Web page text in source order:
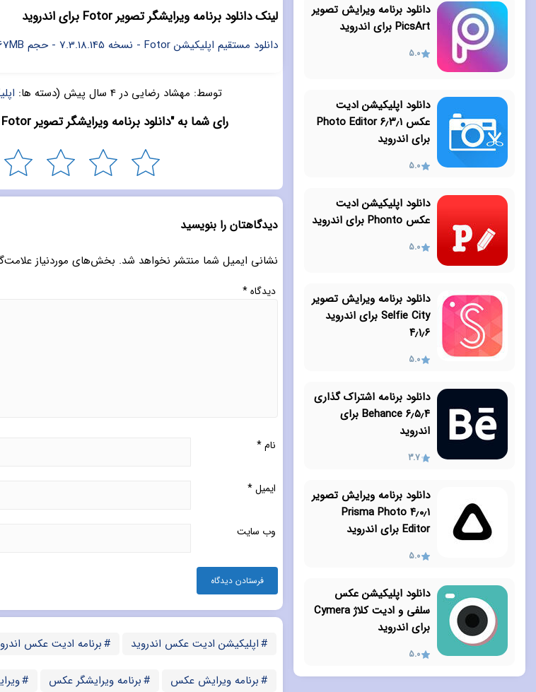
لینک دانلود برنامه ویرایشگر تصویر Fotor برای اندروید
دانلود مستقیم اپلیکیشن Fotor - نسخه 7.3.18.145 - حجم 167MB
توسط: مهشاد رضایی در4 سال پیش (دسته ها:
رای شما به "دانلود برنامه ویرایشگر تصویر Fotor برای اندروید" چیست؟
دیدگاهتان را بنویسید
نشانی ایمیل شما منتشر نخواهد شد. بخش‌های موردنیاز
دیدگاه*
نام*
ایمیل*
وب‌ سایت
اپلیکیشن ادیت عکس اندروید برنامه ادیت عکس
برنامه ویرایش عکس برنامه ویرایشگر عکس
دانلود برنامه ویرایش تصویر
PicsArt برای اندروید
5.0
دانلود اپلیکیشن ادیت
عکس ۶٫۳٫۱ Photo Editor
برای اندروید
5.0
دانلود اپلیکیشن ادیت
عکس Phonto برای اندروید
5.0
دانلود برنامه ویرایش تصویر
Selfie City برای اندروید
۴٫۱٫۶
5.0
دانلود برنامه اشتراک گذاری
۶٫۵٫۴ Behance برای
اندروید
3.7
دانلود برنامه ویرایش تصویر
۴٫۰٫۱ Prisma Photo
Editor برای اندروید
5.0
دانلود اپلیکیشن عکس
سلفی و ادیت کلاژ Cymera
برای اندروید
5.0